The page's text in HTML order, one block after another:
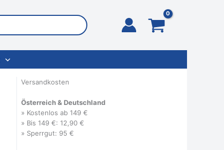
Versandkosten
Österreich & Deutschland
» Kostenlos ab 149 €
» Bis 149 €: 12,90 €
» Sperrgut: 95 €